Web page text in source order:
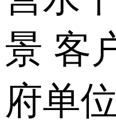
景 客
府单